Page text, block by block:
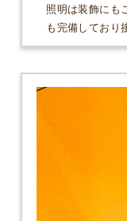
照明は装飾にも
も完備しており